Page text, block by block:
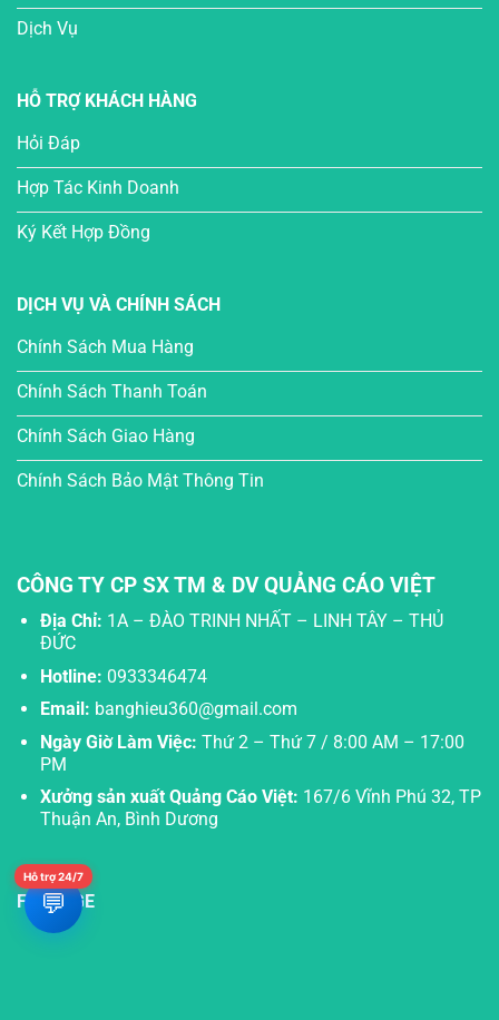
Dịch Vụ
HỖ TRỢ KHÁCH HÀNG
Hỏi Đáp
Hợp Tác Kinh Doanh
Ký Kết Hợp Đồng
DỊCH VỤ VÀ CHÍNH SÁCH
Chính Sách Mua Hàng
Chính Sách Thanh Toán
Chính Sách Giao Hàng
Chính Sách Bảo Mật Thông Tin
CÔNG TY CP SX TM & DV QUẢNG CÁO VIỆT
Địa Chỉ: 1A – ĐÀO TRINH NHẤT – LINH TÂY – THỦ
ĐỨC
Hotline: 0933346474
Email: banghieu360@gmail.com
Ngày Giờ Làm Việc: Thứ 2 – Thứ 7 / 8:00 AM – 17:00
PM
Xưởng sản xuất Quảng Cáo Việt: 167/6 Vĩnh Phú 32, TP
Thuận An, Bình Dương
FANPAGE
💬
Hỗ trợ 24/7